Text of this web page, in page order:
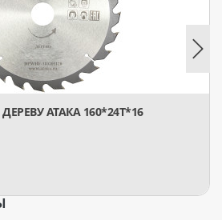
АТАКА 160*24T*16